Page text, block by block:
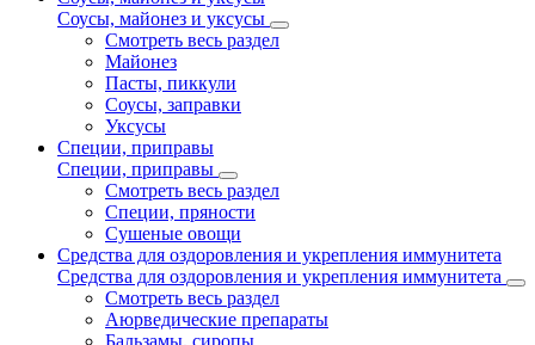
Соусы, майонез и уксусы
Смотреть весь раздел
Майонез
Пасты, пиккули
Соусы, заправки
Уксусы
Специи, приправы
Специи, приправы
Смотреть весь раздел
Специи, пряности
Сушеные овощи
Средства для оздоровления и укрепления иммунитета
Средства для оздоровления и укрепления иммунитета
Смотреть весь раздел
Аюрведические препараты
Бальзамы, сиропы